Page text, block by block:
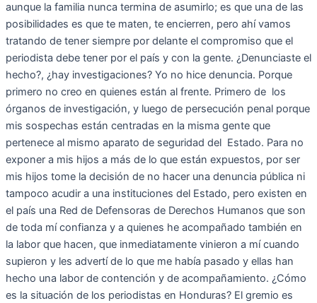
aunque la familia nunca termina de asumirlo; es que una de las
posibilidades es que te maten, te encierren, pero ahí vamos
tratando de tener siempre por delante el compromiso que el
periodista debe tener por el país y con la gente. ¿Denunciaste el
hecho?, ¿hay investigaciones? Yo no hice denuncia. Porque
primero no creo en quienes están al frente. Primero de los
órganos de investigación, y luego de persecución penal porque
mis sospechas están centradas en la misma gente que
pertenece al mismo aparato de seguridad del Estado. Para no
exponer a mis hijos a más de lo que están expuestos, por ser
mis hijos tome la decisión de no hacer una denuncia pública ni
tampoco acudir a una instituciones del Estado, pero existen en
el país una Red de Defensoras de Derechos Humanos que son
de toda mí confianza y a quienes he acompañado también en
la labor que hacen, que inmediatamente vinieron a mí cuando
supieron y les advertí de lo que me había pasado y ellas han
hecho una labor de contención y de acompañamiento. ¿Cómo
es la situación de los periodistas en Honduras? El gremio es